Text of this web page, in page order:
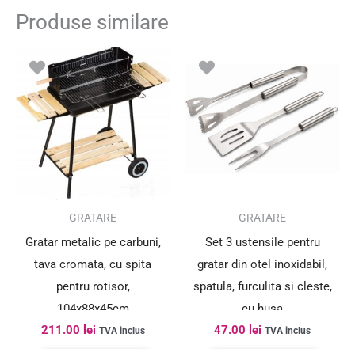
Produse similare
GRATARE
Gratar metalic pe carbuni,
tava cromata, cu spita
pentru rotisor,
104x88x45cm
211.00 lei TVA inclus
GRATARE
Set 3 ustensile pentru
gratar din otel inoxidabil,
spatula, furculita si cleste,
cu husa
47.00 lei TVA inclus